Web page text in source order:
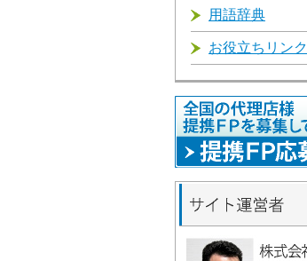
用語辞典
お役立ちリンク